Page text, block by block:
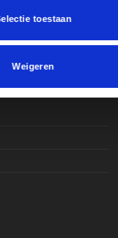
toestaan
Weigeren
12:00 – 17:00